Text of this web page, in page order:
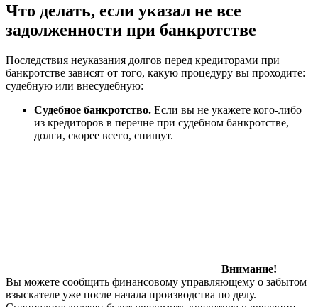
Что делать, если указал не все
задолженности при банкротстве
Последствия неуказания долгов перед кредиторами при
банкротстве зависят от того, какую процедуру вы проходите:
судебную или внесудебную:
Судебное банкротство. Если вы не укажете кого-либо
из кредиторов в перечне при судебном банкротстве,
долги, скорее всего, спишут.
Внимание!
Вы можете сообщить финансовому управляющему о забытом
взыскателе уже после начала производства по делу.